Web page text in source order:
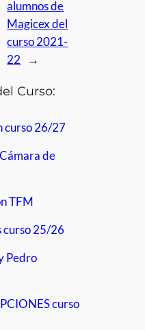
alumnos de
Magicex del
curso 2021-
22
→
Curso:
curso 26/27
de
TFM
curso 25/26
Pedro
curso